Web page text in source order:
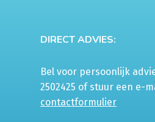
DIRECT ADVIES:
Bel voor persoonlijk
2502425 of stuur een e-
contactformulier